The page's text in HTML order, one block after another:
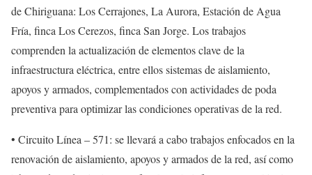
de Chiriguana: Los Cerrajones, La Aurora, Estación de Agua
Fría, finca Los Cerezos, finca San Jorge. Los trabajos
comprenden la actualización de elementos clave de la
infraestructura eléctrica, entre ellos sistemas de aislamiento,
apoyos y armados, complementados con actividades de poda
preventiva para optimizar las condiciones operativas de la red.
• Circuito Línea – 571: se llevará a cabo trabajos enfocados en la
renovación de aislamiento, apoyos y armados de la red, así como